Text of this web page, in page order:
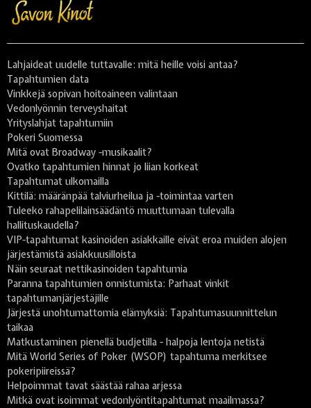
Lahjaideat uudelle tuttavalle: mitä heille voisi antaa?
Tapahtumien data
Vinkkejä sopivan hoitoaineen valintaan
Vedonlyönnin terveyshaitat
Yrityslahjat tapahtumiin
Pokeri Suomessa
Mitä ovat Broadway -musikaalit?
Ovatko tapahtumien hinnat jo liian korkeat
Tapahtumat ulkomailla
Kittilä: määränpää talviurheilua ja -toimintaa varten
Tuleeko rahapelilainsäädäntö muuttumaan tulevalla
hallituskaudella?
VIP-tapahtumat kasinoiden asiakkaille eivät eroa muiden alojen
järjestämistä asiakkuusilloista
Näin seuraat nettikasinoiden tapahtumia
Paranna tapahtumien onnistumista: Parhaat vinkit
tapahtumanjärjestäjille
Järjestä unohtumattomia elämyksiä: Tapahtumasuunnittelun
taikaa
Matkustaminen pienellä budjetilla - halpoja lentoja netistä
Mitä World Series of Poker (WSOP) tapahtuma merkitsee
pokeripiireissä?
Helpoimmat tavat säästää rahaa arjessa
Mitkä ovat isoimmat vedonlyöntitapahtumat maailmassa?